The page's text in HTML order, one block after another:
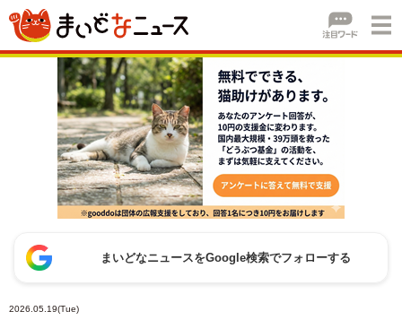
まいどなニュースをGoogle検索でフォローする
2026.05.19(Tue)